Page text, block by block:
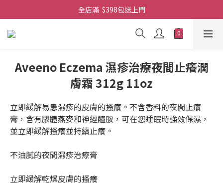
全店滿  $398包送上門
全店滿  $398包送上門
免費-簡單設計 禮卡 - 資料請在訂單上備注
Aveeno Eczema 濕疹治療夜間止癢潤
膚霜 312g 11oz
立即緩解易患濕疹的皮膚的搔癢。不含香料的夜間止癢
膏，含有膠體燕麥和神經醯胺，可在您睡眠時強效保濕，
並立即緩解搔癢並持續止癢。
不油膩的夜間濕疹治療膏
立即緩解乾燥皮膚的搔癢